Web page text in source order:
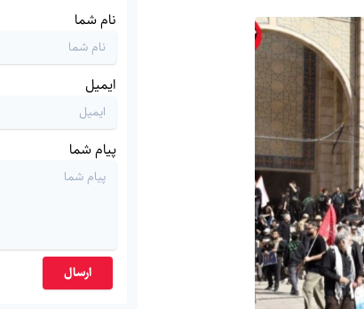
نام شما
ایمیل
پیام شما
ارسال